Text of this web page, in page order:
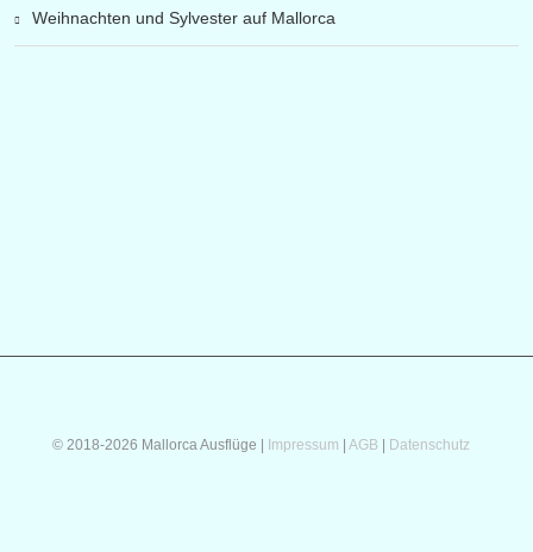
Weihnachten und Sylvester auf Mallorca
© 2018-2026 Mallorca Ausflüge | Impressum AGB Datenschutz